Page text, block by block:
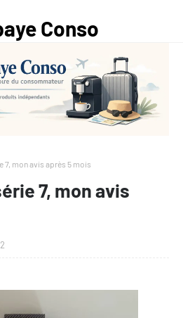
Conso
— Le
du
7, mon avis après 5 mois
7, mon avis